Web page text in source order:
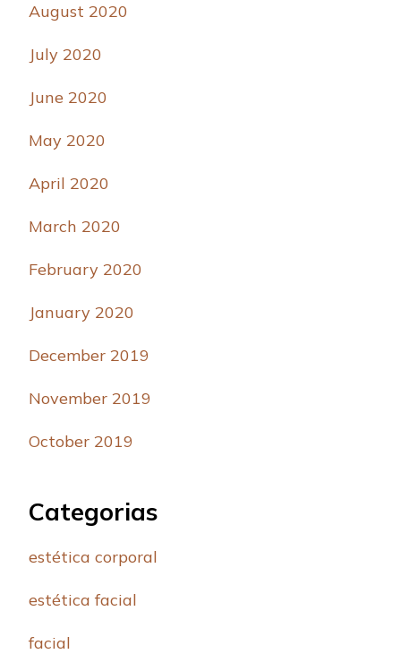
August 2020
July 2020
June 2020
May 2020
April 2020
March 2020
February 2020
January 2020
December 2019
November 2019
October 2019
Categorias
estética corporal
estética facial
facial